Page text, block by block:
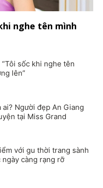
nghe tên mình
“Tôi sốc khi nghe tên
lên”
ai? Người đẹp An Giang
tại Miss Grand
với gu thời trang sành
càng rạng rỡ